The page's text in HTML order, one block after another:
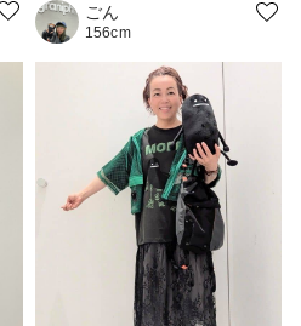
ごん
156cm